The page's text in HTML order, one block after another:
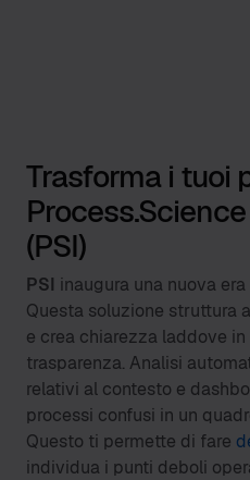
Trasforma i tuoi
(PSI)
PSI inaugura una nuova
Questa soluzione struttura
e crea chiarezza laddove
trasparenza. Analisi
relativi al contesto e
processi confusi in un
Questo ti permette di fare
individua i punti deboli